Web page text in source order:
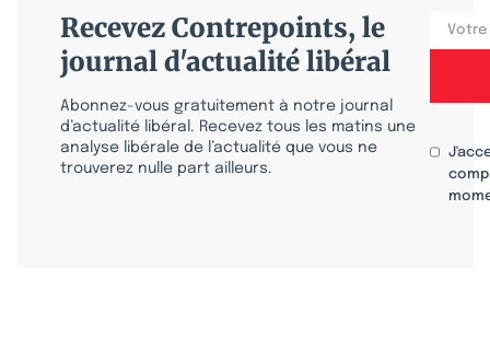
Recevez Contrepoints, le
journal d'actualité libéral
Abonnez-vous gratuitement à notre journal
d’actualité libéral. Recevez tous les matins une
analyse libérale de l’actualité que vous ne
trouverez nulle part ailleurs.